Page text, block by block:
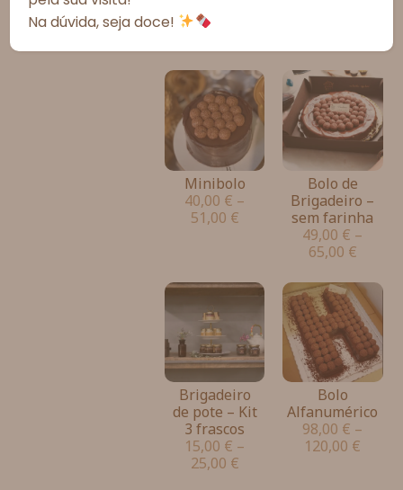
Minibolo
40,00 € –
51,00 €
Bolo de
Brigadeiro –
sem farinha
49,00 € –
65,00 €
Brigadeiro
de pote – Kit
3 frascos
15,00 € –
25,00 €
Bolo
Alfanumérico
98,00 € –
120,00 €
Na dúvida, seja doce!